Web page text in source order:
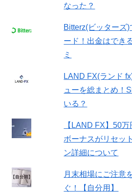
なった？
Bitterz(ビッターズ
ード！出金はでき
ミ
LAND FX(ランド
ューを総まとめ！
いる？
【LAND FX】50
ボーナスがリセッ
ン詳細について
月末相場にご注意
ぐ！【自分用】